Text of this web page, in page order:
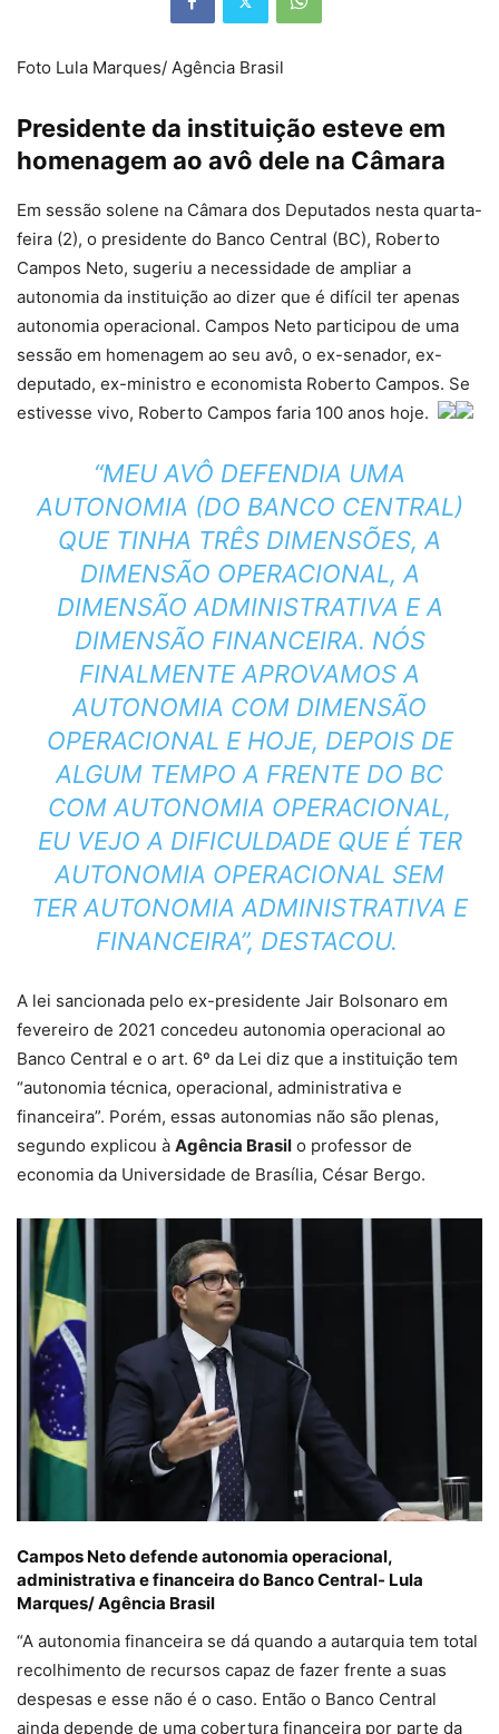
Foto Lula Marques/ Agência Brasil
Presidente da instituição esteve em
homenagem ao avô dele na Câmara
Em sessão solene na Câmara dos Deputados nesta quarta-
feira (2), o presidente do Banco Central (BC), Roberto
Campos Neto, sugeriu a necessidade de ampliar a
autonomia da instituição ao dizer que é difícil ter apenas
autonomia operacional. Campos Neto participou de uma
sessão em homenagem ao seu avô, o ex-senador, ex-
deputado, ex-ministro e economista Roberto Campos. Se
estivesse vivo, Roberto Campos faria 100 anos hoje.
“MEU AVÔ DEFENDIA UMA
AUTONOMIA (DO BANCO CENTRAL)
QUE TINHA TRÊS DIMENSÕES, A
DIMENSÃO OPERACIONAL, A
DIMENSÃO ADMINISTRATIVA E A
DIMENSÃO FINANCEIRA. NÓS
FINALMENTE APROVAMOS A
AUTONOMIA COM DIMENSÃO
OPERACIONAL E HOJE, DEPOIS DE
ALGUM TEMPO A FRENTE DO BC
COM AUTONOMIA OPERACIONAL,
EU VEJO A DIFICULDADE QUE É TER
AUTONOMIA OPERACIONAL SEM
TER AUTONOMIA ADMINISTRATIVA E
FINANCEIRA”, DESTACOU.
A lei sancionada pelo ex-presidente Jair Bolsonaro em
fevereiro de 2021 concedeu autonomia operacional ao
Banco Central e o art. 6º da Lei diz que a instituição tem
“autonomia técnica, operacional, administrativa e
financeira”. Porém, essas autonomias não são plenas,
segundo explicou à Agência Brasil o professor de
economia da Universidade de Brasília, César Bergo.
Campos Neto defende autonomia operacional,
administrativa e financeira do Banco Central- Lula
Marques/ Agência Brasil
“A autonomia financeira se dá quando a autarquia tem total
recolhimento de recursos capaz de fazer frente a suas
despesas e esse não é o caso. Então o Banco Central
ainda depende de uma cobertura financeira por parte da